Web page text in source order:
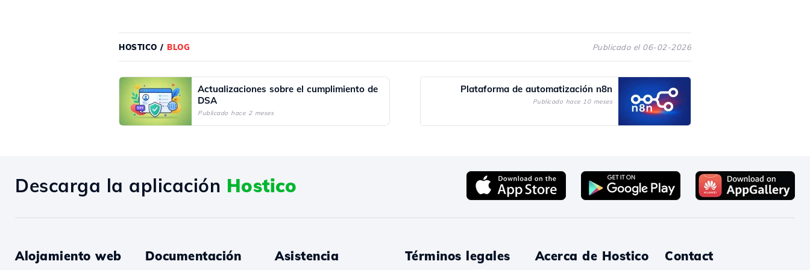
HOSTICO / BLOG Publicado el 06-02-2026
Actualizaciones sobre el cumplimiento de
DSA
Publicado hace 2 meses
Plataforma de automatización n8n
Publicado hace 10 meses
Descarga la aplicación Hostico
Alojamiento web Documentación Asistencia Términos legales Acerca de Hostico Contact